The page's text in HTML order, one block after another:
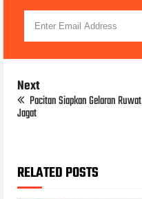
Next
Pacitan Siapkan Gelaran Ruwat
Jagat
RELATED POSTS